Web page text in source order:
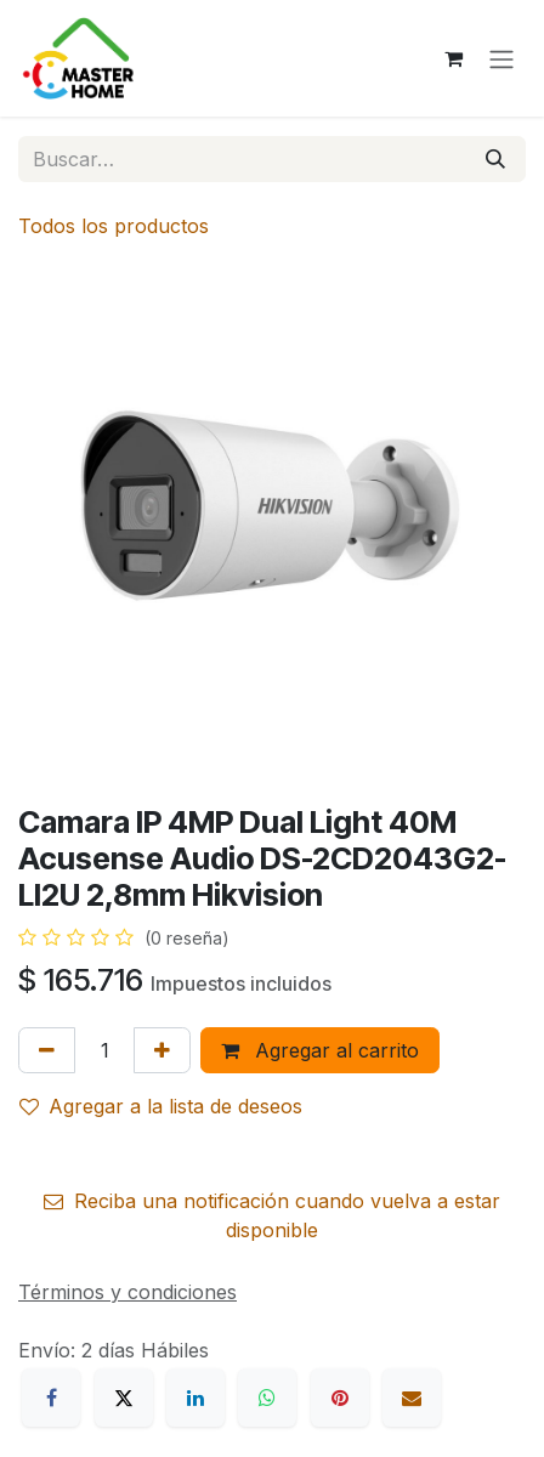
Ir al contenido
Todos los productos
Camara IP 4MP Dual Light 40M
Acusense Audio DS-2CD2043G2-
LI2U 2,8mm Hikvision
(0 reseña)
$ 165.716 Impuestos incluidos
Agregar al carrito
Agregar a la lista de deseos
Reciba una notificación cuando vuelva a estar
disponible
Términos y condiciones
Envío: 2 días Hábiles